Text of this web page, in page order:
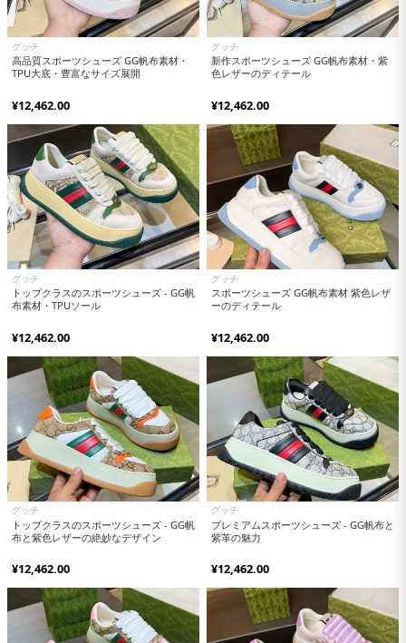
グッチ
高品質スポーツシューズ GG帆布素材・
TPU大底・豊富なサイズ展開
¥12,462.00
グッチ
新作スポーツシューズ GG帆布素材・紫
色レザーのディテール
¥12,462.00
グッチ
トップクラスのスポーツシューズ - GG帆
布素材・TPUソール
¥12,462.00
グッチ
スポーツシューズ GG帆布素材 紫色レザ
ーのディテール
¥12,462.00
グッチ
トップクラスのスポーツシューズ - GG帆
布と紫色レザーの絶妙なデザイン
¥12,462.00
グッチ
プレミアムスポーツシューズ - GG帆布と
紫革の魅力
¥12,462.00